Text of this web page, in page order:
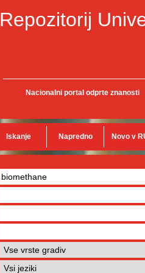
Repozitorij
Nacionalni portal odprte znanosti
Iskanje Napredno Novo v